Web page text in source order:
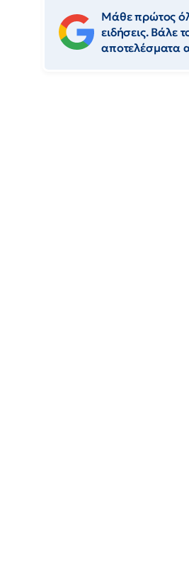
Μάθε πρώτος
ειδήσεις. Βάλε
αποτελέσματα